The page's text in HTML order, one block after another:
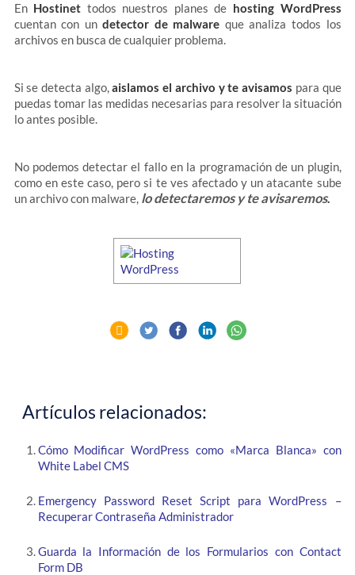
En Hostinet todos nuestros planes de hosting WordPress
cuentan con undetector de malware que analiza todos los
archivos en busca de cualquier problema.
Si se detecta algo,aislamos el archivo y te avisamos para que
puedas tomar las medidas necesarias para resolver la situación
lo antes posible.
No podemos detectar el fallo en la programación de un plugin,
como en este caso, pero si te ves afectado y un atacante sube
un archivo con malware, lo detectaremos y te avisaremos.
Artículos relacionados:
Cómo Modificar WordPress como «Marca Blanca» con
White Label CMS
Emergency Password Reset Script para WordPress –
Recuperar Contraseña Administrador
Guarda la Información de los Formularios con Contact
Form DB